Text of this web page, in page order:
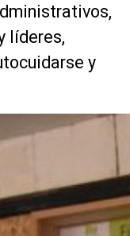
líderes,
y